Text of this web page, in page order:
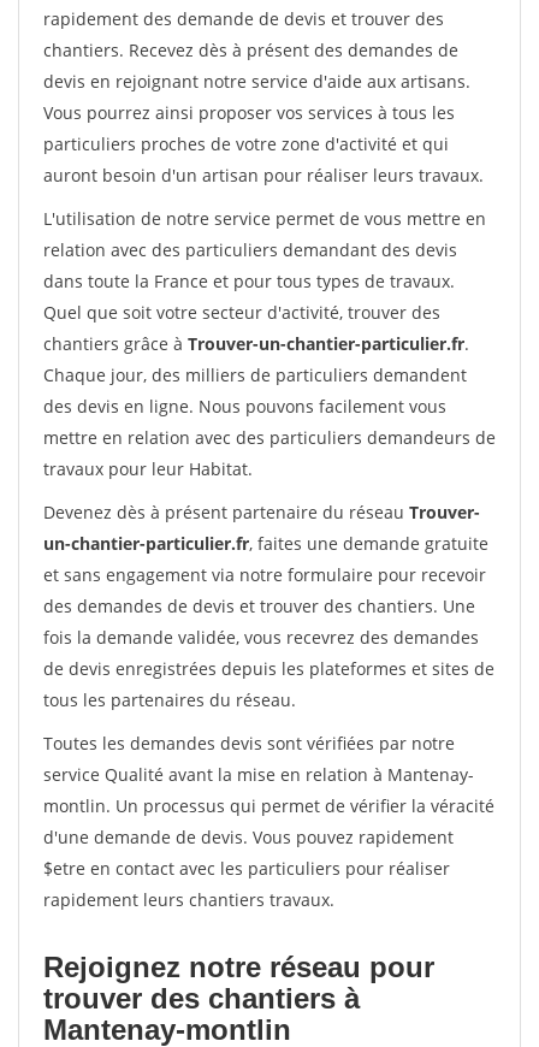
rapidement des demande de devis et trouver des
chantiers. Recevez dès à présent des demandes de
devis en rejoignant notre service d'aide aux artisans.
Vous pourrez ainsi proposer vos services à tous les
particuliers proches de votre zone d'activité et qui
auront besoin d'un artisan pour réaliser leurs travaux.
L'utilisation de notre service permet de vous mettre en
relation avec des particuliers demandant des devis
dans toute la France et pour tous types de travaux.
Quel que soit votre secteur d'activité, trouver des
chantiers grâce à Trouver-un-chantier-particulier.fr.
Chaque jour, des milliers de particuliers demandent
des devis en ligne. Nous pouvons facilement vous
mettre en relation avec des particuliers demandeurs de
travaux pour leur Habitat.
Devenez dès à présent partenaire du réseau Trouver-
un-chantier-particulier.fr, faites une demande gratuite
et sans engagement via notre formulaire pour recevoir
des demandes de devis et trouver des chantiers. Une
fois la demande validée, vous recevrez des demandes
de devis enregistrées depuis les plateformes et sites de
tous les partenaires du réseau.
Toutes les demandes devis sont vérifiées par notre
service Qualité avant la mise en relation à Mantenay-
montlin. Un processus qui permet de vérifier la véracité
d'une demande de devis. Vous pouvez rapidement
$etre en contact avec les particuliers pour réaliser
rapidement leurs chantiers travaux.
Rejoignez notre réseau pour
trouver des chantiers à
Mantenay-montlin